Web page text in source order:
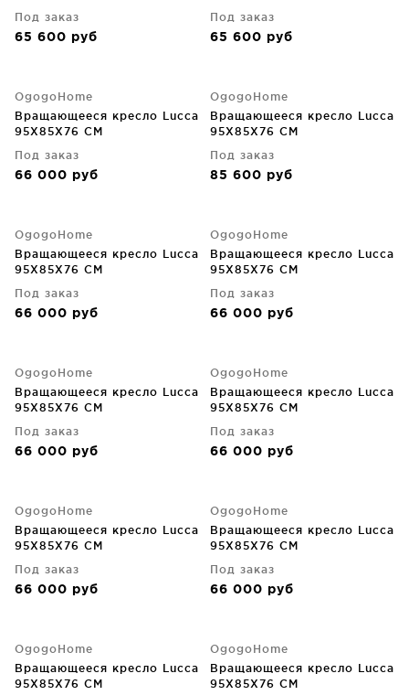
Под заказ
65 600 руб
Под заказ
65 600 руб
OgogoHome
Вращающееся кресло Lucca
95X85X76 CM
Под заказ
66 000 руб
OgogoHome
Вращающееся кресло Lucca
95X85X76 CM
Под заказ
85 600 руб
OgogoHome
Вращающееся кресло Lucca
95X85X76 CM
Под заказ
66 000 руб
OgogoHome
Вращающееся кресло Lucca
95X85X76 CM
Под заказ
66 000 руб
OgogoHome
Вращающееся кресло Lucca
95X85X76 CM
Под заказ
66 000 руб
OgogoHome
Вращающееся кресло Lucca
95X85X76 CM
Под заказ
66 000 руб
OgogoHome
Вращающееся кресло Lucca
95X85X76 CM
Под заказ
66 000 руб
OgogoHome
Вращающееся кресло Lucca
95X85X76 CM
Под заказ
66 000 руб
OgogoHome
Вращающееся кресло Lucca
95X85X76 CM
OgogoHome
Вращающееся кресло Lucca
95X85X76 CM